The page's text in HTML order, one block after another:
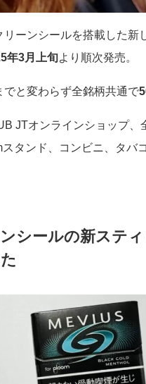
リーンシールを搭載した新
年3月上旬より順次発売。
でと変わらず全銘柄共通で
JTオンラインショップ、
タンド、コンビニ、タバ
シールの新ステ